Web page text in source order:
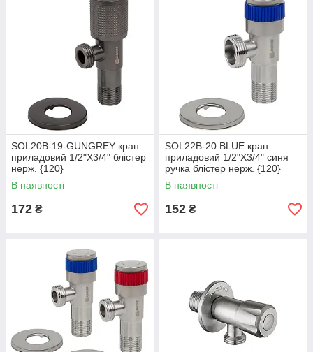
SOL20B-19-GUNGREY кран
приладовий 1/2"X3/4" блістер
нерж. {120}
В наявності
172 ₴
SOL22B-20 BLUE кран
приладовий 1/2"X3/4" синя
ручка блістер нерж. {120}
В наявності
152 ₴